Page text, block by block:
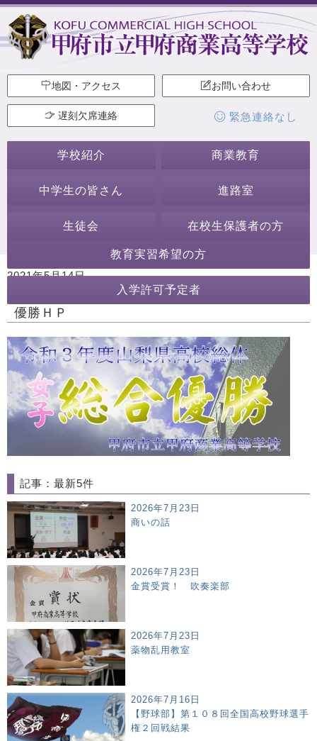
地図・アクセス お問い合わせ
遅刻欠席連絡 緊急連絡なし
学校紹介 商業教育
中学生の皆さん 進路室
生徒会 在校生保護者の方
教育実習希望の方
入学許可予定者
2021年5月14日
優勝ＨＰ
記事：最新5件
2026年7月23日
商いの話
2026年7月23日
金賞受賞！ 吹奏楽部
2026年7月23日
薬物乱用教室
2026年7月16日
【野球部】第１０８回全国高校野球選手
権２回戦結果